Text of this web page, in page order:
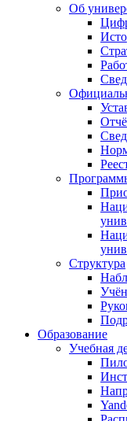
Об
Структура
Образование
Учебная